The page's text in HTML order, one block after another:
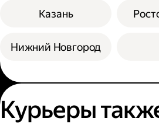
Казань
Нижний Новгород
Курьеры